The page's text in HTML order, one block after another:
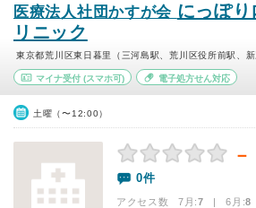
医療法人社団かすが会 にっぽ
リニック
東京都荒川区東日暮里（三河島駅、荒川区役所前駅、新
マイナ受付 (スマホ可) 電子処方せん対応
土曜（〜12:00）
－
0件
アクセス数 7月:7 | 6月:8